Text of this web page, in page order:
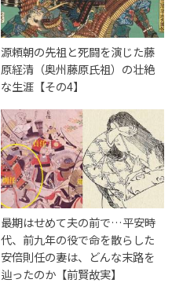
源頼朝の先祖と死闘を演じた藤
原経清（奥州藤原氏祖）の壮絶
な生涯【その4】
最期はせめて夫の前で…平安時
代、前九年の役で命を散らした
安倍則任の妻は、どんな末路を
辿ったのか【前賢故実】